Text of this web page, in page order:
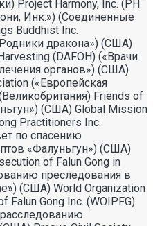
Project Harmony, Inc. (PH
Инк.») (Соединенные
Buddhist Inc.
дракона») (США)
(DAFOH) («Врачи
органов») (США)
(«Европейская
Friends of
(США) Global Mission
Practitioners Inc.
по спасению
«Фалуньгун») (США)
of Falun Gong in
преследования в
(США) World Organization
Gong Inc. (WOIPFG)